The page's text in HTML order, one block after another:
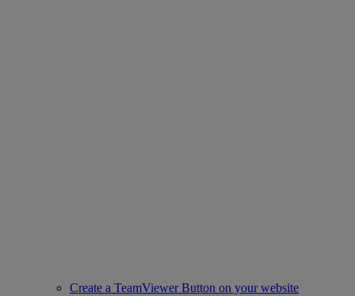
Create a TeamViewer Button on your website